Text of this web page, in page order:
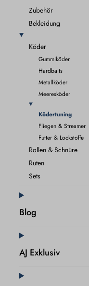
Zubehör
Bekleidung
Köder
Gummiköder
Hardbaits
Metallköder
Meeresköder
Ködertuning
Fliegen & Streamer
Futter & Lockstoffe
Rollen & Schnüre
Ruten
Sets
Blog
AJ Exklusiv